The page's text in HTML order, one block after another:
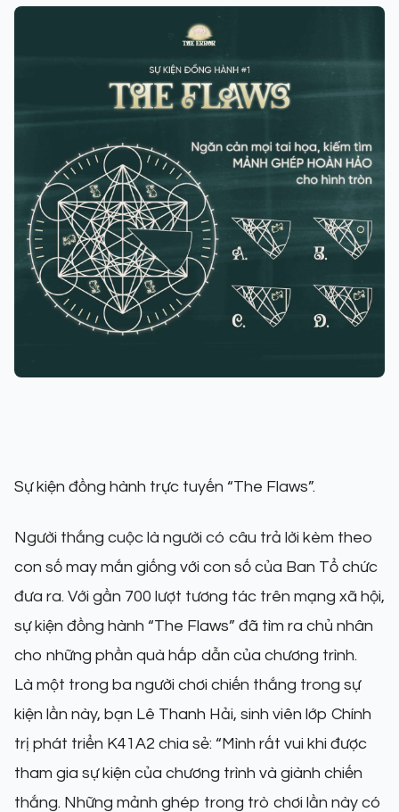
Sự kiện đồng hành trực tuyến “The Flaws”.
Người thắng cuộc là người có câu trả lời kèm theo
con số may mắn giống với con số của Ban Tổ chức
đưa ra. Với gần 700 lượt tương tác trên mạng xã hội,
sự kiện đồng hành “The Flaws” đã tìm ra chủ nhân
cho những phần quà hấp dẫn của chương trình.
Là một trong ba người chơi chiến thắng trong sự
kiện lần này, bạn Lê Thanh Hải, sinh viên lớp Chính
trị phát triển K41A2 chia sẻ: “Mình rất vui khi được
tham gia sự kiện của chương trình và giành chiến
thắng. Những mảnh ghép trong trò chơi lần này có